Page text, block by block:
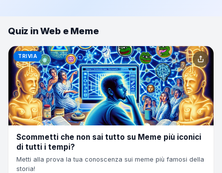
Quiz in Web e Meme
TRIVIA
Scommetti che non sai tutto su Meme più iconici
di tutti i tempi?
Metti alla prova la tua conoscenza sui meme più famosi della
storia!